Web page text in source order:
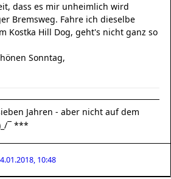
dass es mir unheimlich wird
Bremsweg. Fahre ich dieselbe
Kostka Hill Dog, geht's nicht ganz so
Sonntag,
Jahren - aber nicht auf dem
¯ ***
10:48